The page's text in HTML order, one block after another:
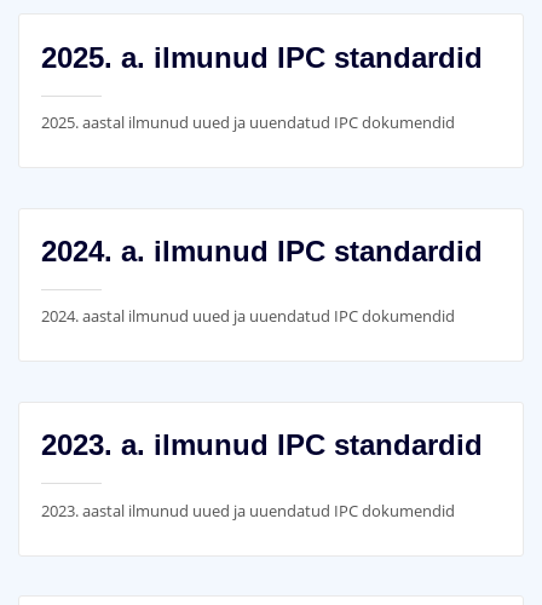
2025. a. ilmunud IPC standardid
2025. aastal ilmunud uued ja uuendatud IPC dokumendid
2024. a. ilmunud IPC standardid
2024. aastal ilmunud uued ja uuendatud IPC dokumendid
2023. a. ilmunud IPC standardid
2023. aastal ilmunud uued ja uuendatud IPC dokumendid